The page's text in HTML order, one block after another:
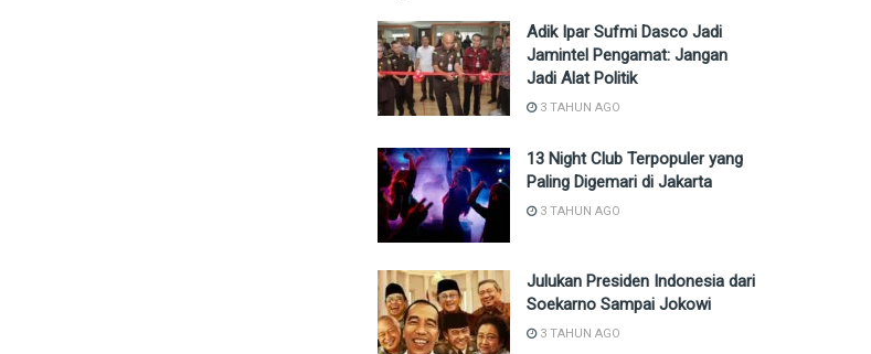
Adik Ipar Sufmi Dasco Jadi
Jamintel Pengamat: Jangan
Jadi Alat Politik
3 TAHUN AGO
13 Night Club Terpopuler yang
Paling Digemari di Jakarta
3 TAHUN AGO
Julukan Presiden Indonesia dari
Soekarno Sampai Jokowi
3 TAHUN AGO